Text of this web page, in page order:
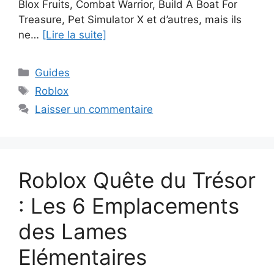
Blox Fruits, Combat Warrior, Build A Boat For
Treasure, Pet Simulator X et d’autres, mais ils
ne… [Lire la suite]
Catégories
Guides
Étiquettes
Roblox
Laisser un commentaire
Roblox Quête du Trésor
: Les 6 Emplacements
des Lames
Elémentaires